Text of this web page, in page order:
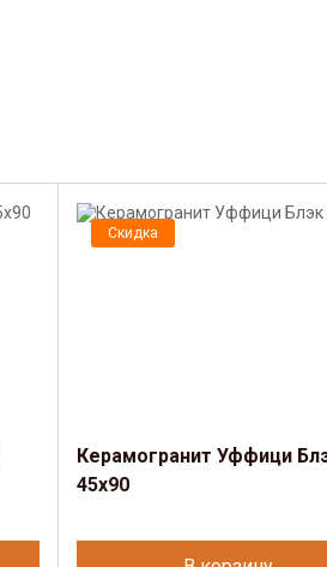
Скидка
Керамогранит Уффици
45х90